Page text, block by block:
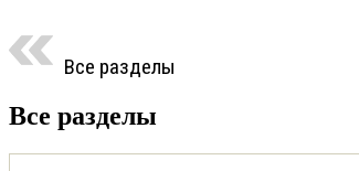
Все разделы
Все разделы